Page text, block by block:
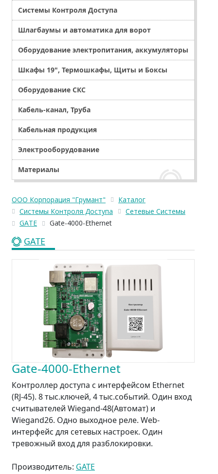
Системы Контроля Доступа
Шлагбаумы и автоматика для ворот
Оборудование электропитания, аккумуляторы
Шкафы 19", Термошкафы, Щиты и Боксы
Оборудование СКС
Кабель-канал, Труба
Кабельная продукция
Электрооборудование
Материалы
ООО Корпорация "Грумант"
Каталог
Системы Контроля Доступа
Сетевые Системы
GATE
Gate-4000-Ethernet
GATE
Gate-4000-Ethernet
Контроллер доступа с интерфейсом Ethernet
(RJ-45). 8 тыс.ключей, 4 тыс.событий. Один вход
считывателей Wiegand-48(Автомат) и
Wiegand26. Одно выходное реле. Web-
интерфейс для сетевых настроек. Один
тревожный вход для разблокировки.
Производитель: GATE